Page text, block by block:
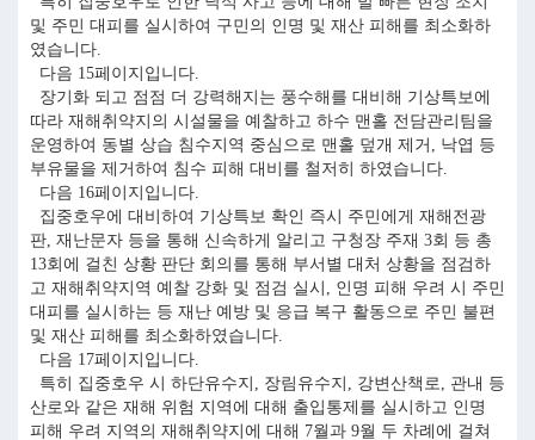
및 주민 대피를 실시하여 구민의 인명 및 재산 피해를 최소화하
였습니다.
다음 15페이지입니다.
장기화 되고 점점 더 강력해지는 풍수해를 대비해 기상특보에
따라 재해취약지의 시설물을 예찰하고 하수 맨홀 전담관리팀을
운영하여 동별 상습 침수지역 중심으로 맨홀 덮개 제거, 낙엽 등
부유물을 제거하여 침수 피해 대비를 철저히 하였습니다.
다음 16페이지입니다.
집중호우에 대비하여 기상특보 확인 즉시 주민에게 재해전광
판, 재난문자 등을 통해 신속하게 알리고 구청장 주재 3회 등 총
13회에 걸친 상황 판단 회의를 통해 부서별 대처 상황을 점검하
고 재해취약지역 예찰 강화 및 점검 실시, 인명 피해 우려 시 주민
대피를 실시하는 등 재난 예방 및 응급 복구 활동으로 주민 불편
및 재산 피해를 최소화하였습니다.
다음 17페이지입니다.
특히 집중호우 시 하단유수지, 장림유수지, 강변산책로, 관내 등
산로와 같은 재해 위험 지역에 대해 출입통제를 실시하고 인명
피해 우려 지역의 재해취약지에 대해 7월과 9월 두 차례에 걸쳐